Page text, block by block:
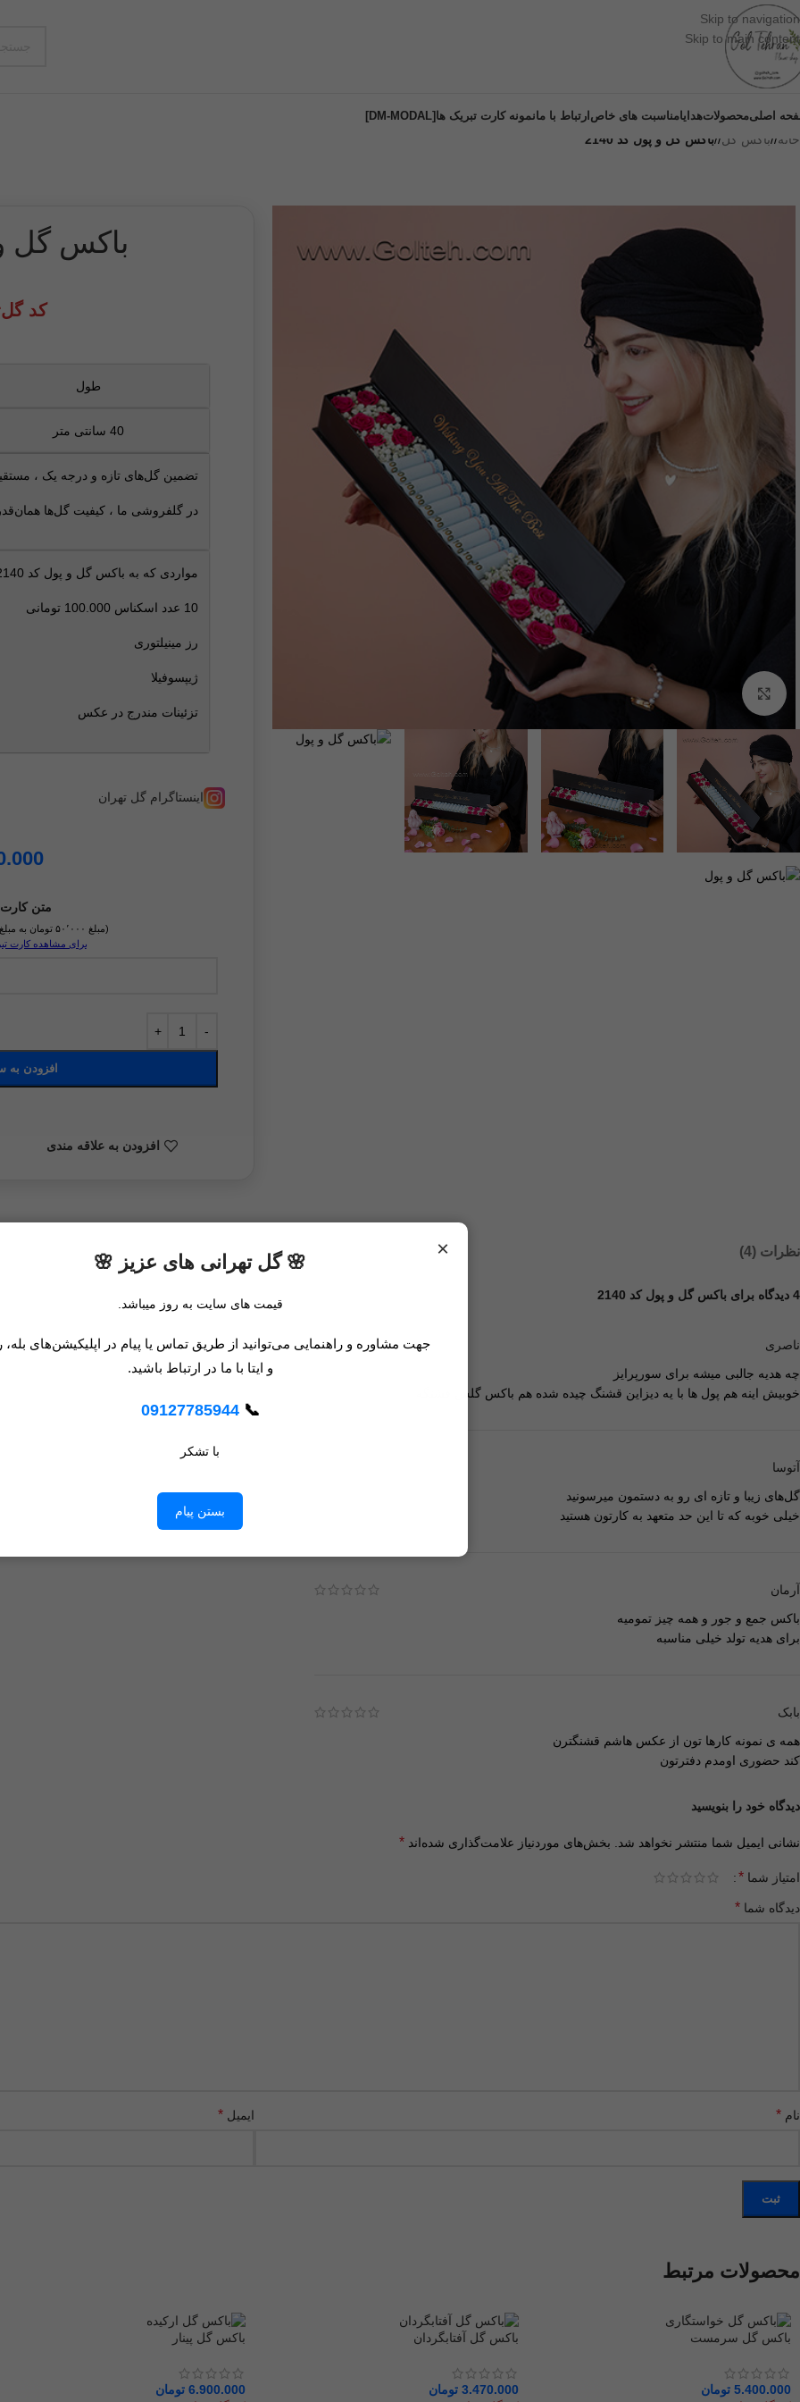
Skip to navigation
Skip to main content
اصلیمحصولاتهدایامناسبت های خاص ارتباط با مانمونه کارت تبریک ها [DM-MODAL]
خانه/ باکس گل/ باکس گل و پول کد 2140
برای بزرگنمایی کلیک کنید
باکس گل و
کد
طول
40 سانتی متر
تضمین گل‌های تازه و درجه‌ یک ،
در گلفروشی ما ، کیفیت گل‌ها
مواردی که به باکس گل و پول کد 2140 زیبایی بخشیده :
10 عدد اسکناس 100.000 تومانی
رز مینیلتوری
ژیپسوفیلا
تزئینات مندرج در عکس
اینستاگرام گل تهران
متن کارت
(مبلغ ۵۰٬۰۰۰ تومان به مبلغ نهایی افزوده می‌شود)
برای مشاهده کارت
افزودن به
افزودن به علاقه مندی
نظرات (4)
4 دیدگاه برای باکس گل و پول کد 2140
ناصری
چه هدیه جالبی میشه برای سورپرایز
خوبیش اینه هم پول ها با یه دیزاین قشنگ چیده شده هم باکس گلش قشنگه
آتوسا
گل‌های زیبا و تازه ای رو به دستمون میرسونید
خیلی خوبه که تا این حد متعهد به کارتون هستید
آرمان
باکس جمع و جور و همه چیز تمومیه
برای هدیه تولد خیلی مناسبه
بابک
همه ی نمونه کارها تون از عکس هاشم قشنگترن
کند حضوری اومدم دفترتون
دیدگاه خود را بنویسید
نشانی ایمیل شما منتشر نخواهد شد. بخش‌های موردنیاز علامت‌گذاری شده‌اند *
امتیاز شما *
دیدگاه شما *
نام * ایمیل *
محصولات مرتبط
باکس گل سرمست
5.400.000 تومان
باکس گل آفتابگردان
3.470.000 تومان
باکس گل پینار
6.900.000 تومان
×
🌸 گل تهرانی های عزیز 🌸
قیمت های سایت به روز میباشد.
جهت مشاوره و راهنمایی می‌توانید از طریق تماس یا پیام در اپلیکیشن‌های بله،
و ایتا با ما در ارتباط باشید.
📞
09127785944
با تشکر
بستن پیام